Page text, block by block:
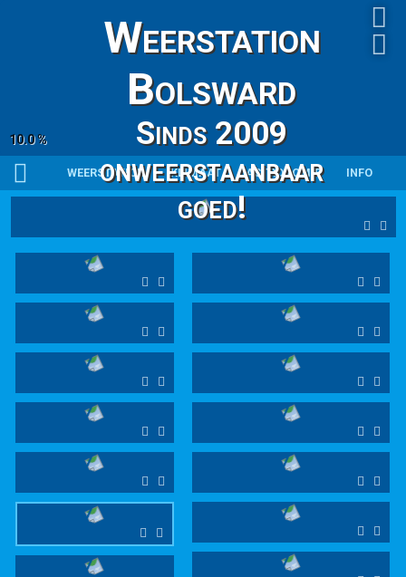
10.0 %
Weerstation
Bolsward
Sinds 2009
onweerstaanbaar
goed!
WEERSTATION KLIMAAT ASTRONOMIE INFO